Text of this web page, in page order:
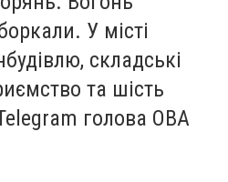
У місті
складські
та шість
голова ОВА